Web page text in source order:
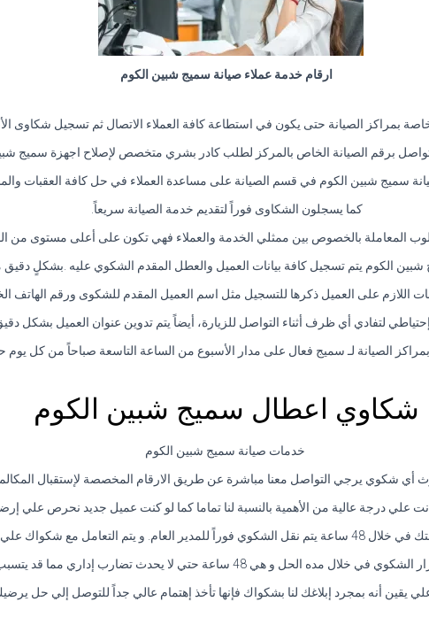
ارقام خدمة عملاء صيانة سميج شبين الكوم
بمراكز الصيانة حتى يكون في استطاعة كافة العملاء الاتصال ثم تسجيل شكاوى
برقم الصيانة الخاص بالمركز لطلب كادر بشري متخصص لإصلاح اجهزة سميج
سميج شبين الكوم في قسم الصيانة على مساعدة العملاء في حل كافة العقبات
كما يسجلون الشكاوى فوراً لتقديم خدمة الصيانة سريعاً.
المعاملة بالخصوص بين ممثلي الخدمة والعملاء فهي تكون على أعلى مستوى من
الكوم يتم تسجيل كافة بيانات العميل والعطل المقدم الشكوي عليه .بشكلٍ
اللازم على العميل ذكرها للتسجيل مثل اسم العميل المقدم للشكوى ورقم الهاتف
لتفادي أي ظرف أثناء التواصل للزيارة، أيضاً يتم تدوين عنوان العميل بشكل
الصيانة لـ سميج فعال على مدار الأسبوع من الساعة التاسعة صباحاً من كل يوم
شكاوي اعطال سميج شبين الكوم
خدمات صيانة سميج شبين الكوم
أي شكوي يرجي التواصل معنا مباشرة عن طريق الارقام المخصصة لإستقبال
علي درجة عالية من الأهمية بالنسبة لنا تماما كما لو كنت عميل جديد نحرص علي
مع شكواك علي أعلي قدر من الأهمية.
لا يحدث تضارب إداري مما قد يتسبب في تعطيل التوصل إلي حل لشكواك.
يقين أنه بمجرد إبلاغك لنا بشكواك فإنها تأخذ إهتمام عالي جداً للتوصل إلي حل